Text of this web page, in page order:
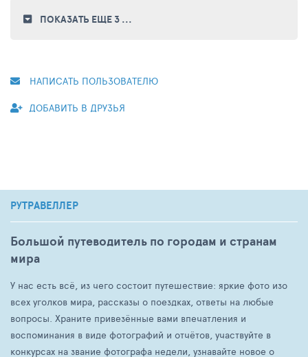
ПОКАЗАТЬ ЕЩЕ 3 ...
НАПИСАТЬ ПОЛЬЗОВАТЕЛЮ
ДОБАВИТЬ В ДРУЗЬЯ
РУТРАВЕЛЛЕР
Большой путеводитель по городам и странам
мира
У нас есть всё, из чего состоит путешествие: яркие фото изо
всех уголков мира, рассказы о поездках, ответы на любые
вопросы. Храните привезённые вами впечатления и
воспоминания в виде фотографий и отчётов, участвуйте в
конкурсах на звание фотографа недели, узнавайте новое о